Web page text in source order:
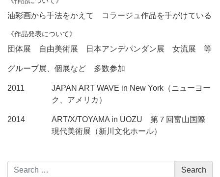
油彩画から手法をかえて コラージュ作品を手がけている
《作品発表について》
団体展 自由美術展 日本アンデパンダン展 女流展 等
グループ展、個展など 多数参加
2011
JAPAN ART WAVE in New York（ニューヨー
ク、アメリカ）
2014
ART/X/TOYAMA in UOZU 第７回富山国際
現代美術展（新川文化ホール）